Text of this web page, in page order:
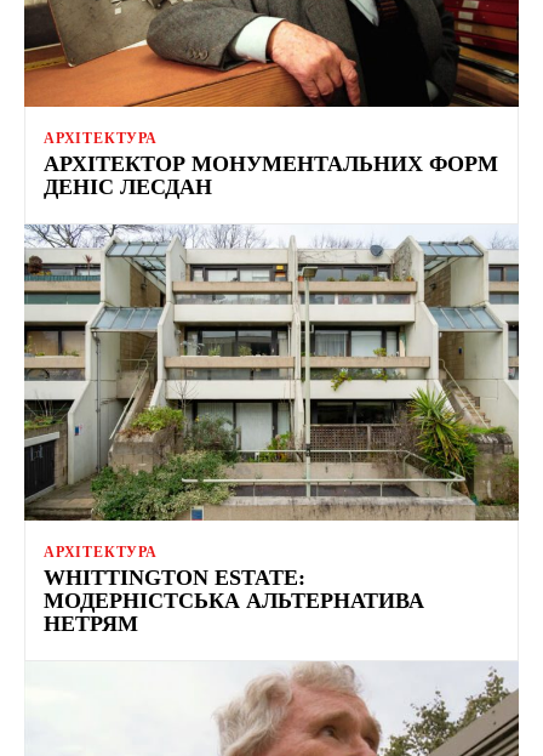
АРХІТЕКТУРА
АРХІТЕКТОР МОНУМЕНТАЛЬНИХ ФОРМ
ДЕНІС ЛЕСДАН
АРХІТЕКТУРА
WHITTINGTON ESTATE:
МОДЕРНІСТСЬКА АЛЬТЕРНАТИВА
НЕТРЯМ